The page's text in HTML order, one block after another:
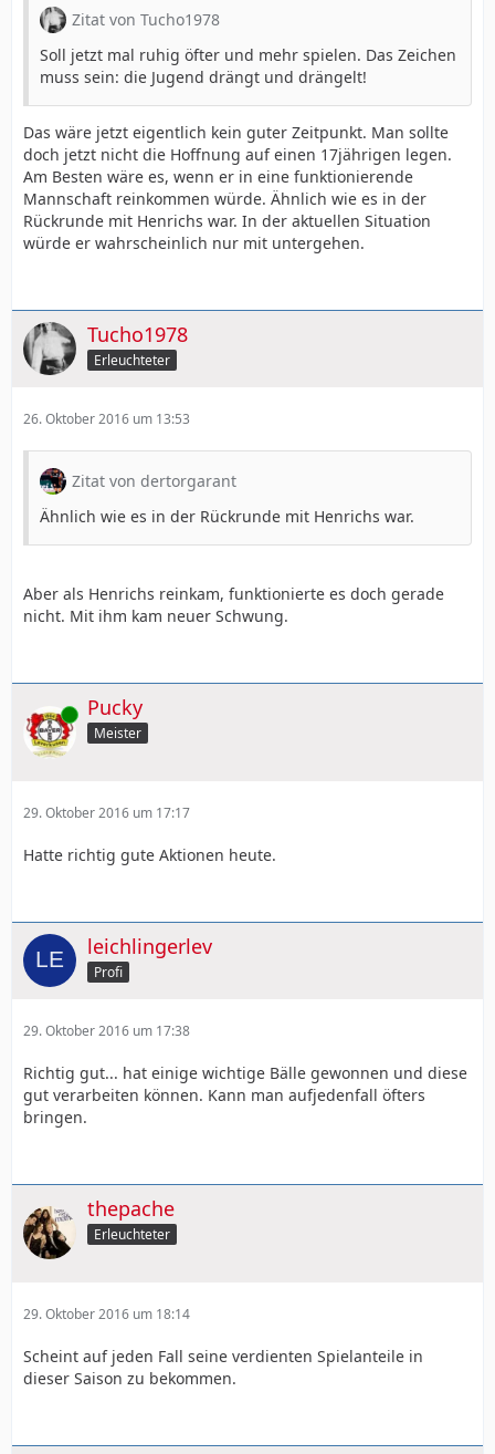
Zitat von Tucho1978
Soll jetzt mal ruhig öfter und mehr spielen. Das Zeichen
muss sein: die Jugend drängt und drängelt!
Das wäre jetzt eigentlich kein guter Zeitpunkt. Man sollte
doch jetzt nicht die Hoffnung auf einen 17jährigen legen.
Am Besten wäre es, wenn er in eine funktionierende
Mannschaft reinkommen würde. Ähnlich wie es in der
Rückrunde mit Henrichs war. In der aktuellen Situation
würde er wahrscheinlich nur mit untergehen.
Tucho1978
Erleuchteter
26. Oktober 2016 um 13:53
Zitat von dertorgarant
Ähnlich wie es in der Rückrunde mit Henrichs war.
Aber als Henrichs reinkam, funktionierte es doch gerade
nicht. Mit ihm kam neuer Schwung.
Online Pucky
Meister
29. Oktober 2016 um 17:17
Hatte richtig gute Aktionen heute.
leichlingerlev
Profi
29. Oktober 2016 um 17:38
Richtig gut... hat einige wichtige Bälle gewonnen und diese
gut verarbeiten können. Kann man aufjedenfall öfters
bringen.
thepache
Erleuchteter
29. Oktober 2016 um 18:14
Scheint auf jeden Fall seine verdienten Spielanteile in
dieser Saison zu bekommen.